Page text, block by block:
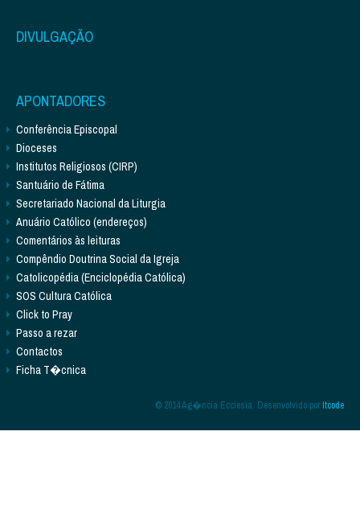
DIVULGAÇÃO
APONTADORES
Conferência Episcopal
Dioceses
Institutos Religiosos (CIRP)
Santuário de Fátima
Secretariado Nacional da Liturgia
Anuário Católico (endereços)
Comentários às leituras
Compêndio Doutrina Social da Igreja
Catolicopédia (Enciclopédia Católica)
SOS Cultura Católica
Click to Pray
Passo a rezar
Contactos
Ficha T�cnica
© 2014 Ag�ncia Ecclesia. Desenvolvido porItcode